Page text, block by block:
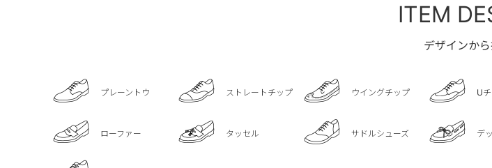
ITEM
デザインか
プレーントウ ストレートチップ ウイングチップ U
ローファー タッセル サドルシューズ デ